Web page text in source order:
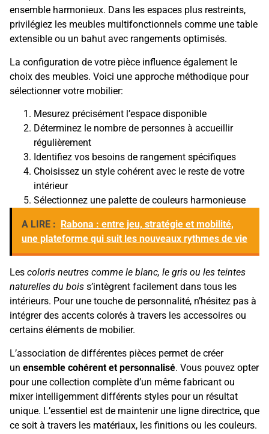
ensemble harmonieux. Dans les espaces plus restreints,
privilégiez les meubles multifonctionnels comme une table
extensible ou un bahut avec rangements optimisés.
La configuration de votre pièce influence également le
choix des meubles. Voici une approche méthodique pour
sélectionner votre mobilier:
Mesurez précisément l’espace disponible
Déterminez le nombre de personnes à accueillir
régulièrement
Identifiez vos besoins de rangement spécifiques
Choisissez un style cohérent avec le reste de votre
intérieur
Sélectionnez une palette de couleurs harmonieuse
A LIRE : Rabona : entre jeu, stratégie et mobilité,
une plateforme qui suit les nouveaux rythmes de vie
Les coloris neutres comme le blanc, le gris ou les teintes
naturelles du bois s’intègrent facilement dans tous les
intérieurs. Pour une touche de personnalité, n’hésitez pas à
intégrer des accents colorés à travers les accessoires ou
certains éléments de mobilier.
L’association de différentes pièces permet de créer
un ensemble cohérent et personnalisé. Vous pouvez opter
pour une collection complète d’un même fabricant ou
mixer intelligemment différents styles pour un résultat
unique. L’essentiel est de maintenir une ligne directrice, que
ce soit à travers les matériaux, les finitions ou les couleurs.